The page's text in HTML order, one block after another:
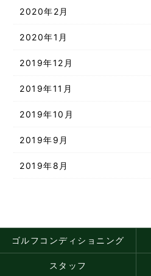
2020年2月
2020年1月
2019年12月
2019年11月
2019年10月
2019年9月
2019年8月
ゴルフコンディショニング
スタッフ